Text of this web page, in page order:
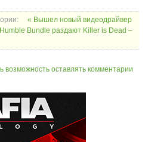
« Вышел новый видеодрайвер
Bundle раздают Killer is Dead –
возможность оставлять комментарии